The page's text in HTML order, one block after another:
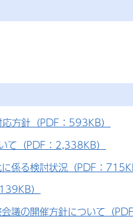
方針（PDF：593KB）
て（PDF：2,338KB）
係る検討状況（PDF：
）
議の開催方針について（